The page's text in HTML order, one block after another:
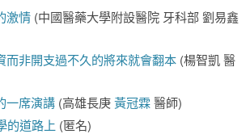
激情 (中國醫藥大學附設醫院 牙科部 劉易鑫
而非開支過不久的將來就會翻本 (楊智凱 醫
一席演講 (高雄長庚黃冠霖醫師)
的道路上 (匿名)